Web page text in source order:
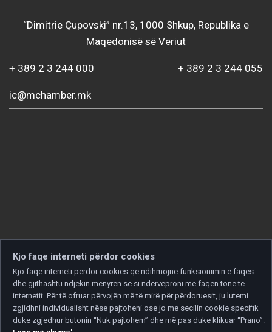
“Dimitrie Çupovski” nr.13, 1000 Shkup, Republika e
Maqedonisë së Veriut
+ 389 2 3 244 000 + 389 2 3 244 055
ic@mchamber.mk
Kjo faqe interneti përdor cookies
Kjo faqe interneti përdor cookies që ndihmojnë funksionimin e faqes
dhe gjithashtu ndjekin mënyrën se si ndërveproni me faqen tonë të
internetit. Për të ofruar përvojën më të mirë për përdoruesit, ju lutemi
zgjidhni individualisht nëse pajtoheni ose jo me secilin cookie specifik
duke zgjedhur butonin “Nuk pajtohem” dhe më pas duke klikuar “Prano”.